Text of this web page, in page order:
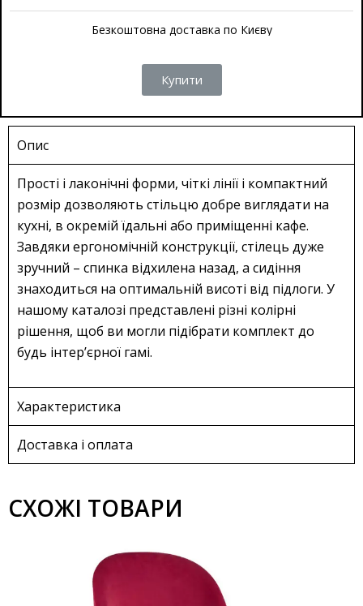
Безкоштовна доставка по Києву
Купити
Опис
Прості і лаконічні форми, чіткі лінії і компактний
розмір дозволяють стільцю добре виглядати на
кухні, в окремій їдальні або приміщенні кафе.
Завдяки ергономічній конструкції, стілець дуже
зручний – спинка відхилена назад, а сидіння
знаходиться на оптимальній висоті від підлоги. У
нашому каталозі представлені різні колірні
рішення, щоб ви могли підібрати комплект до
будь інтер’єрної гамі.
Характеристика
Доставка і оплата
СХОЖІ ТОВАРИ